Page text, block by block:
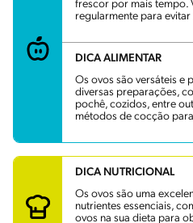
frescor por mais tempo.
regularmente para
DICA ALIMENTAR
Os ovos são versáteis e
diversas preparações,
pochê, cozidos, entre
métodos de cocção
DICA NUTRICIONAL
Os ovos são uma
nutrientes essenciais,
ovos na sua dieta para